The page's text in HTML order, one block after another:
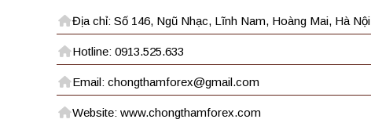
Địa chỉ: Số 146, Ngũ Nhạc, Lĩnh Nam, Hoàng Mai, Hà Nội
Hotline: 0913.525.633
Email: chongthamforex@gmail.com
Website: www.chongthamforex.com